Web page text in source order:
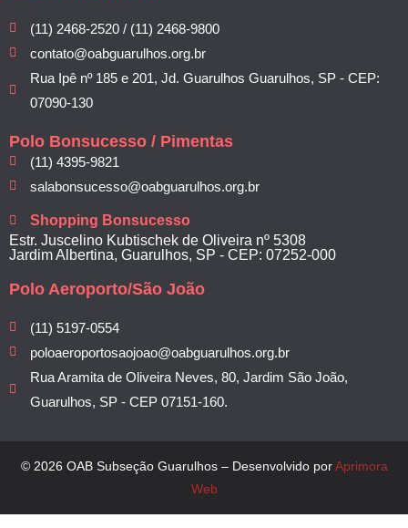
(11) 2468-2520 / (11) 2468-9800
contato@oabguarulhos.org.br
Rua Ipê nº 185 e 201, Jd. Guarulhos Guarulhos, SP - CEP:
07090-130
Polo Bonsucesso / Pimentas
(11) 4395-9821
salabonsucesso@oabguarulhos.org.br
Shopping Bonsucesso
Estr. Juscelino Kubtischek de Oliveira nº 5308
Jardim Albertina, Guarulhos, SP - CEP: 07252-000
Polo Aeroporto/São João
(11) 5197-0554
poloaeroportosaojoao@oabguarulhos.org.br
Rua Aramita de Oliveira Neves, 80, Jardim São João,
Guarulhos, SP - CEP 07151-160.
© 2026 OAB Subseção Guarulhos – Desenvolvido porAprimora
Web